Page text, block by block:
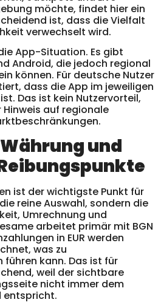
möchte, findet hier ein
ist, dass die Vielfalt
verwechselt wird.
App-Situation. Es gibt
Android, die jedoch regional
können. Für deutsche Nutzer
dass die App im jeweiligen
Das ist kein Nutzervorteil,
auf regionale
und
ist der wichtigste Punkt für
reine Auswahl, sondern die
Umrechnung und
arbeitet primär mit BGN
in EUR werden
was zu
kann. Das ist für
weil der sichtbare
nicht immer dem
entspricht.